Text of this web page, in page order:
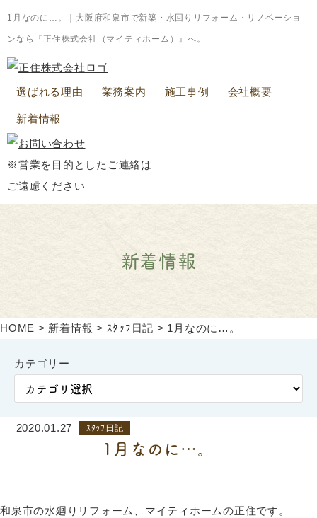
1月なのに…。｜大阪府和泉市で新築・水回りリフォーム・リノベーショ
ンなら『正住株式会社（マイティホーム）』へ。
選ばれる理由 業務案内 施工事例 会社概要
新着情報
※営業を目的としたご連絡は
ご遠慮ください
新着情報
HOME > 新着情報 > ｽﾀｯﾌ日記 > 1月なのに…。
カテゴリー
2020.01.27 ｽﾀｯﾌ日記
1月なのに…。
和泉市の水廻りリフォーム、マイティホームの正住です。